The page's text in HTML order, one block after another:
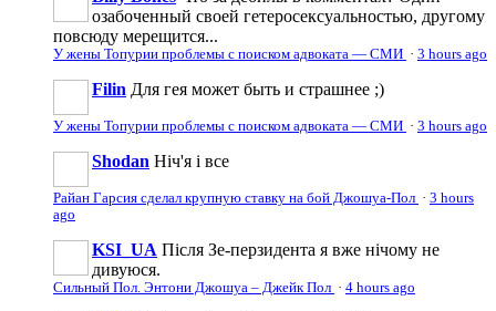
озабоченный своей гетеросексуальностью, другому
повсюду мерещится...
У жены Топурии проблемы с поиском адвоката — СМИ · 3 hours ago
Filin Для гея может быть и страшнее ;)
У жены Топурии проблемы с поиском адвоката — СМИ · 3 hours ago
Shodan Ніч'я і все
Райан Гарсия сделал крупную ставку на бой Джошуа-Пол · 3 hours
ago
KSI_UA Після Зе-перзидента я вже нічому не
дивуюся.
Сильный Пол. Энтони Джошуа – Джейк Пол · 4 hours ago